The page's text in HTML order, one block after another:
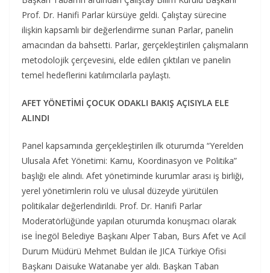
Prof. Dr. Hanifi Parlar kürsüye geldi. Çalıştay sürecine
ilişkin kapsamlı bir değerlendirme sunan Parlar, panelin
amacından da bahsetti. Parlar, gerçekleştirilen çalışmaların
metodolojik çerçevesini, elde edilen çıktıları ve panelin
temel hedeflerini katılımcılarla paylaştı.
AFET YÖNETİMİ ÇOCUK ODAKLI BAKIŞ AÇISIYLA ELE
ALINDI
Panel kapsamında gerçekleştirilen ilk oturumda “Yerelden
Ulusala Afet Yönetimi: Kamu, Koordinasyon ve Politika”
başlığı ele alındı. Afet yönetiminde kurumlar arası iş birliği,
yerel yönetimlerin rolü ve ulusal düzeyde yürütülen
politikalar değerlendirildi. Prof. Dr. Hanifi Parlar
Moderatörlüğünde yapılan oturumda konuşmacı olarak
ise İnegöl Belediye Başkanı Alper Taban, Burs Afet ve Acil
Durum Müdürü Mehmet Buldan ile JICA Türkiye Ofisi
Başkanı Daisuke Watanabe yer aldı. Başkan Taban